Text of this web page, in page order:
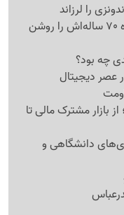
رومانی برای مقابله با کمبود برق، نیروگاه 70 ساله‌اش را روشن
چه بود؟
عصر دیجیتال
از بازار مشترک مالی تا
دانشگاهی و